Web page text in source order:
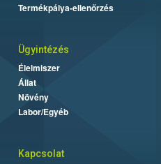
Termékpálya-ellenőrzés
Ügyintézés
Élelmiszer
Állat
Növény
Labor/Egyéb
Kapcsolat